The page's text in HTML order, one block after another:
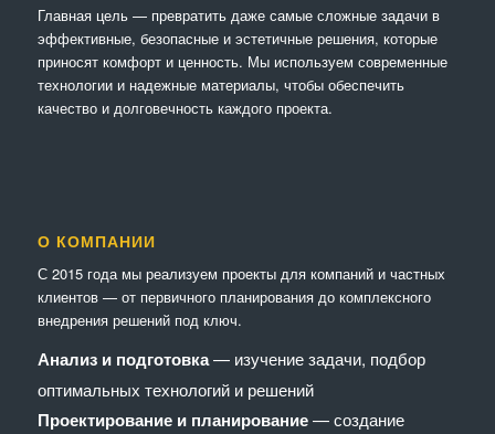
Главная цель — превратить даже самые сложные задачи в
эффективные, безопасные и эстетичные решения, которые
приносят комфорт и ценность. Мы используем современные
технологии и надежные материалы, чтобы обеспечить
качество и долговечность каждого проекта.
О КОМПАНИИ
С 2015 года мы реализуем проекты для компаний и частных
клиентов — от первичного планирования до комплексного
внедрения решений под ключ.
Анализ и подготовка— изучение задачи, подбор
оптимальных технологий и решений
Проектирование и планирование— создание